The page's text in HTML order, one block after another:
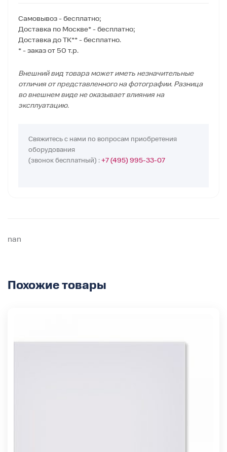
Самовывоз - бесплатно;
Доставка по Москве* - бесплатно;
Доставка до ТК** - бесплатно.
* - заказ от 50 т.р.
Внешний вид товара может иметь незначительные
отличия от представленного на фотографии. Разница
во внешнем виде не оказывает влияния на
эксплуатацию.
Свяжитесь с нами по вопросам приобретения
оборудования
(звонок бесплатный) : +7 (495) 995-33-07
nan
Похожие товары